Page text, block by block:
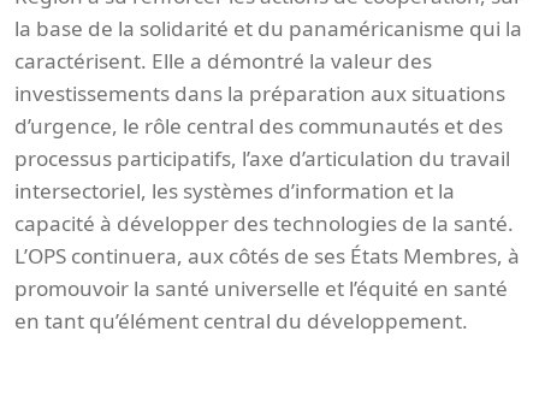
la base de la solidarité et du panaméricanisme qui la
caractérisent. Elle a démontré la valeur des
investissements dans la préparation aux situations
d’urgence, le rôle central des communautés et des
processus participatifs, l’axe d’articulation du travail
intersectoriel, les systèmes d’information et la
capacité à développer des technologies de la santé.
L’OPS continuera, aux côtés de ses États Membres, à
promouvoir la santé universelle et l’équité en santé
en tant qu’élément central du développement.